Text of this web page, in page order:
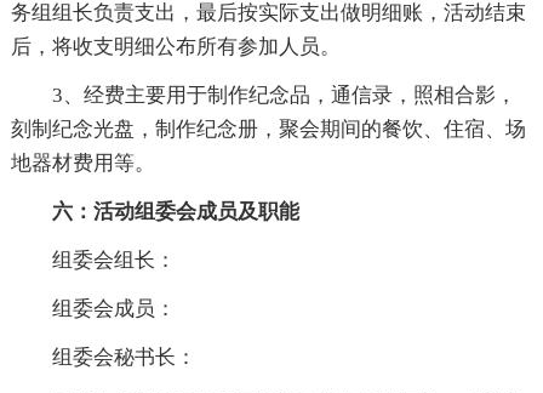
务组组长负责支出，最后按实际支出做明细账，活动结束
后，将收支明细公布所有参加人员。
3、经费主要用于制作纪念品，通信录，照相合影，
刻制纪念光盘，制作纪念册，聚会期间的餐饮、住宿、场
地器材费用等。
六：活动组委会成员及职能
组委会组长：
组委会成员：
组委会秘书长：